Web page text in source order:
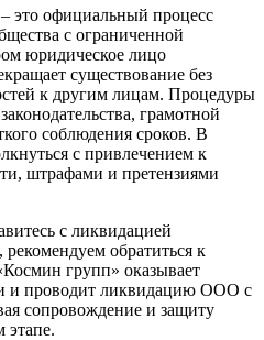
это официальный процесс
с ограниченной
юридическое лицо
существование без
к другим лицам. Процедуры
грамотной
соблюдения сроков. В
с привлечением к
штрафами и претензиями
с ликвидацией
рекомендуем обратиться к
групп» оказывает
и проводит ликвидацию ООО с
сопровождение и защиту
этапе.